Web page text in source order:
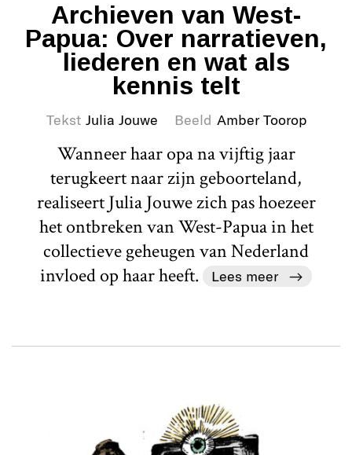
Archieven van West-
Papua: Over narratieven,
liederen en wat als
kennis telt
Tekst Julia Jouwe Beeld Amber Toorop
Wanneer haar opa na vijftig jaar
terugkeert naar zijn geboorteland,
realiseert Julia Jouwe zich pas hoezeer
het ontbreken van West-Papua in het
collectieve geheugen van Nederland
invloed op haar heeft.
Lees meer